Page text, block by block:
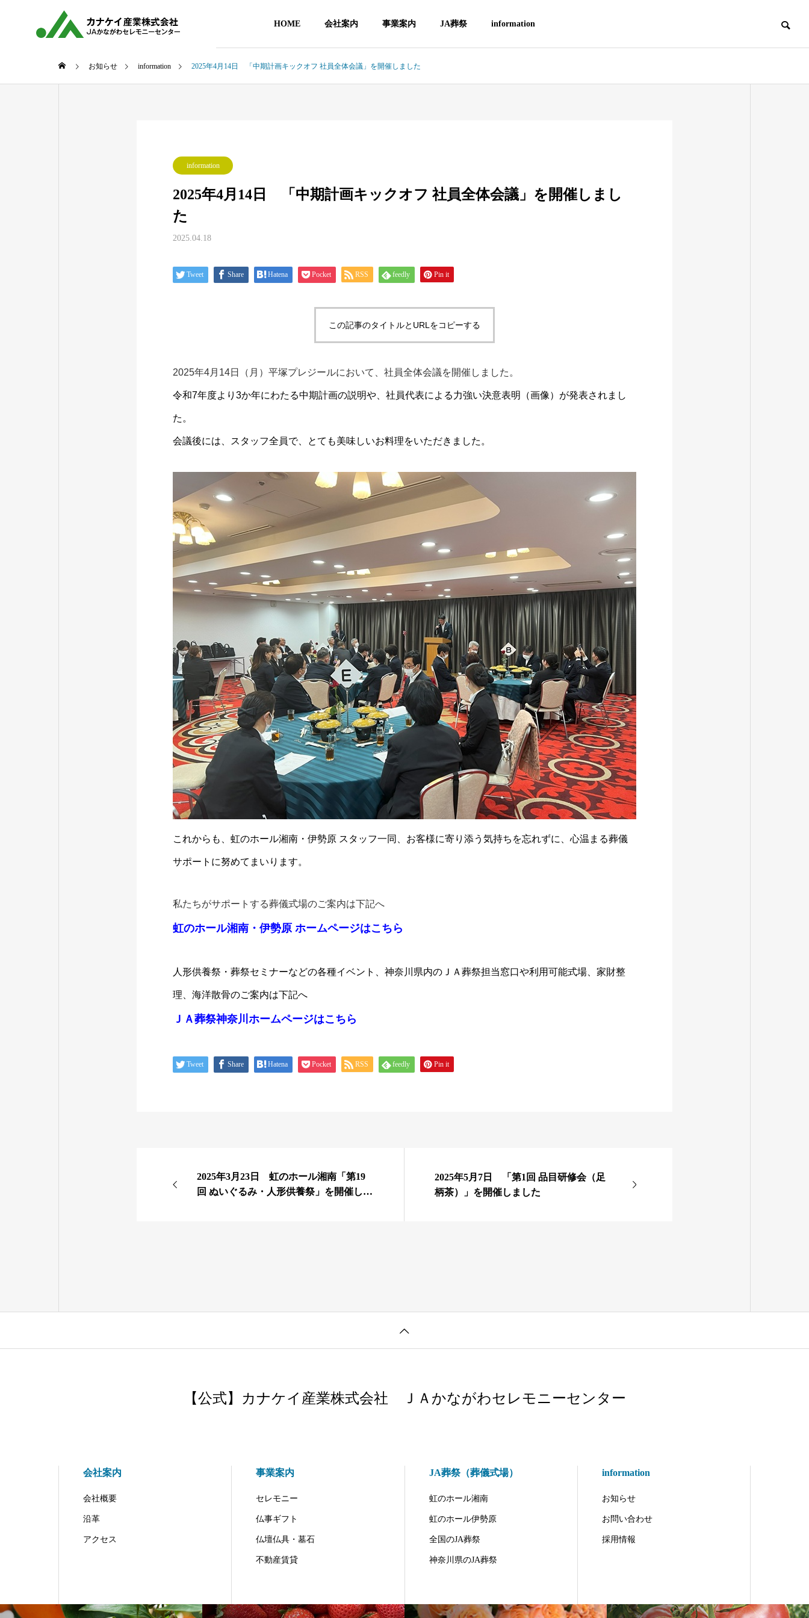
HOME 会社案内 事業案内 JA葬祭 information
お知らせ information 2025年4月14日 「中期計画キックオフ 社員全体会議」を開催しました
information
2025年4月14日 「中期計画キックオフ 社員全体会議」を開催しまし
た
2025.04.18
Tweet Share Hatena Pocket RSS feedly Pin it
この記事のタイトルとURLをコピーする
2025年4月14日（月）平塚プレジールにおいて、社員全体会議を開催しました。
令和7年度より3か年にわたる中期計画の説明や、社員代表による力強い決意表明（画像）が発表されまし
た。
会議後には、スタッフ全員で、とても美味しいお料理をいただきました。
これからも、虹のホール湘南・伊勢原 スタッフ一同、お客様に寄り添う気持ちを忘れずに、心温まる葬儀
サポートに努めてまいります。
私たちがサポートする葬儀式場のご案内は下記へ
虹のホール湘南・伊勢原 ホームページはこちら
人形供養祭・葬祭セミナーなどの各種イベント、神奈川県内のＪＡ葬祭担当窓口や利用可能式場、家財整
理、海洋散骨のご案内は下記へ
ＪＡ葬祭神奈川ホームページはこちら
Tweet Share Hatena Pocket RSS feedly Pin it
2025年3月23日 虹のホール湘南「第19
回 ぬいぐるみ・人形供養祭」を開催しま
2025年5月7日 「第1回 品目研修会（足
柄茶）」を開催しました
【公式】カナケイ産業株式会社 ＪＡかながわセレモニーセンター
会社案内
会社概要
沿革
アクセス
事業案内
セレモニー
仏事ギフト
仏壇仏具・墓石
不動産賃貸
JA葬祭（葬儀式場）
虹のホール湘南
虹のホール伊勢原
全国のJA葬祭
神奈川県のJA葬祭
information
お知らせ
お問い合わせ
採用情報